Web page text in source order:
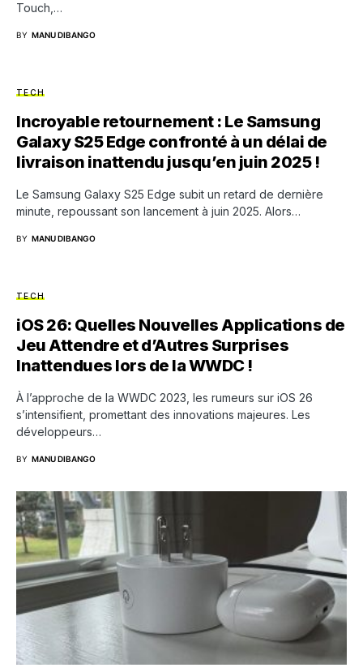
Touch,…
BY MANU DIBANGO
TECH
Incroyable retournement : Le Samsung
Galaxy S25 Edge confronté à un délai de
livraison inattendu jusqu’en juin 2025 !
Le Samsung Galaxy S25 Edge subit un retard de dernière
minute, repoussant son lancement à juin 2025. Alors…
BY MANU DIBANGO
TECH
iOS 26: Quelles Nouvelles Applications de
Jeu Attendre et d’Autres Surprises
Inattendues lors de la WWDC !
À l’approche de la WWDC 2023, les rumeurs sur iOS 26
s’intensifient, promettant des innovations majeures. Les
développeurs…
BY MANU DIBANGO